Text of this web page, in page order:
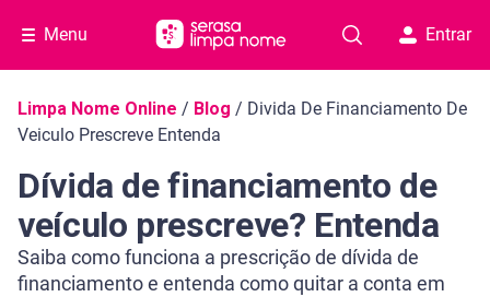
Menu Entrar
Navegação do blog
Limpa Nome Online / Blog / Divida De Financiamento De
Veiculo Prescreve Entenda
Dívida de financiamento de
veículo prescreve? Entenda
Saiba como funciona a prescrição de dívida de
financiamento e entenda como quitar a conta em